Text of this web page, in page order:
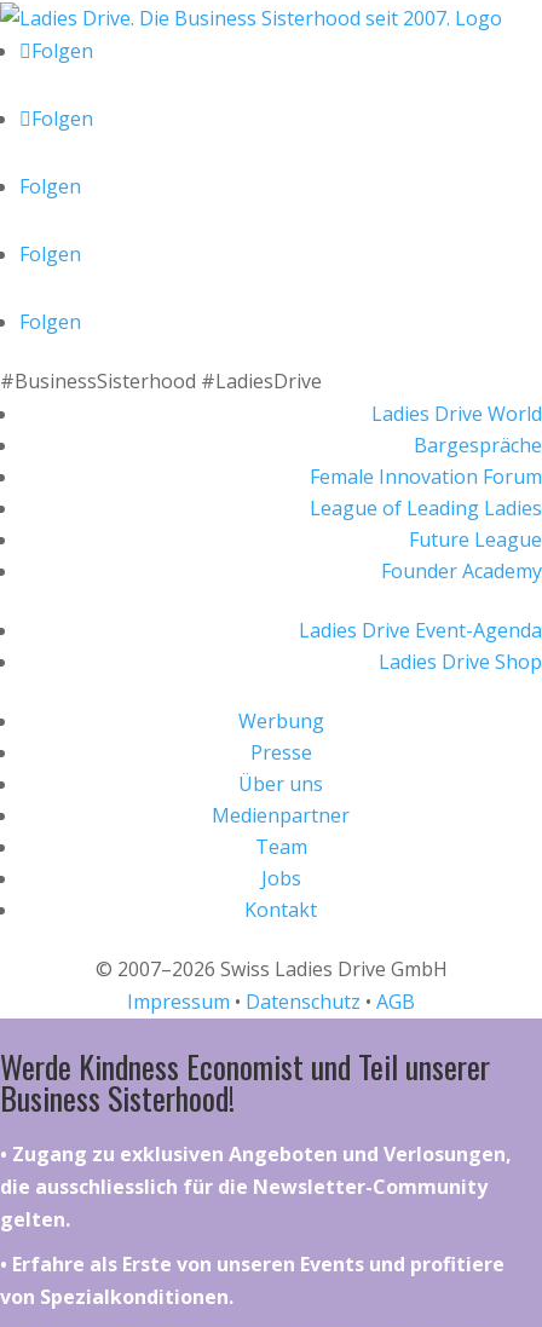
Folgen
Folgen
Folgen
Folgen
Folgen
#BusinessSisterhood #LadiesDrive
Ladies Drive World
Bargespräche
Female Innovation Forum
League of Leading Ladies
Future League
Founder Academy
Ladies Drive Event-Agenda
Ladies Drive Shop
Werbung
Presse
Über uns
Medienpartner
Team
Jobs
Kontakt
© 2007–2026 Swiss Ladies Drive GmbH
Impressum • Datenschutz • AGB
Werde Kindness Economist und Teil unserer
Business Sisterhood!
•⁠ ⁠⁠Zugang zu exklusiven Angeboten und Verlosungen,
die ausschliesslich für die Newsletter-Community
gelten.
•⁠ ⁠⁠Erfahre als Erste von unseren Events und profitiere
von Spezialkonditionen.